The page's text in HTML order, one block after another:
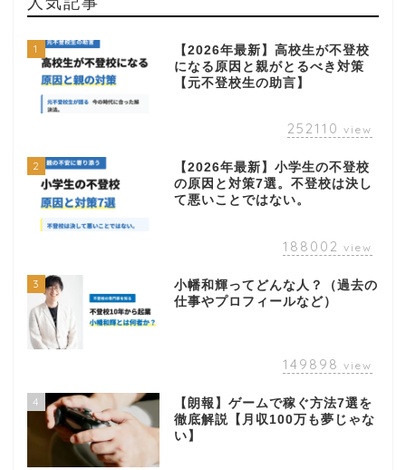
1
【2026年最新】高校生が不登校
になる原因と親がとるべき対策
【元不登校生の助言】
252110 view
2
【2026年最新】小学生の不登校
の原因と対策7選。不登校は決し
て悪いことではない。
188002 view
3
小幡和輝ってどんな人？（過去の
仕事やプロフィールなど）
149898 view
4
【朗報】ゲームで稼ぐ方法7選を
徹底解説【月収100万も夢じゃな
い】